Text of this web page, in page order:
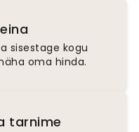
sisestage kogu
oma hinda.
tarnime